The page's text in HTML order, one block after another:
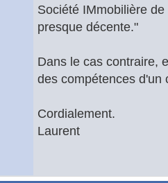
Société IMmobilière
presque décente."
Dans le cas contraire,
des compétences d'un
Cordialement.
Laurent